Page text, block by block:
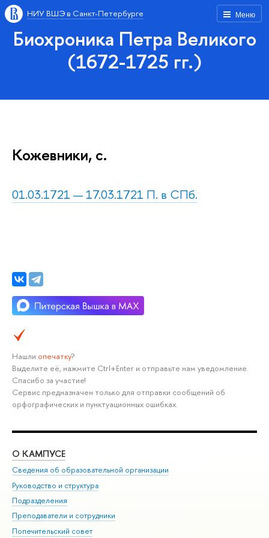
Меню
НИУ ВШЭ в Санкт-Петербурге
Биохроника Петра Великого
(1672-1725 гг.)
Кожевники, с.
01.03.1721 — 17.03.1721 П. в СПб.
Нашли опечатку?
Выделите её, нажмите Ctrl+Enter и отправьте нам уведомление.
Спасибо за участие!
Сервис предназначен только для отправки сообщений об
орфографических и пунктуационных ошибках.
О КАМПУСЕ
Сведения об образовательной организации
Руководство и структура
Подразделения
Преподаватели и сотрудники
Попечительский совет